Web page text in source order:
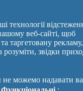
Індекс
Зворотній
зв'язок
технології
веб-сайті, щоб
таргетовану рекламу,
звідки
не можемо надавати